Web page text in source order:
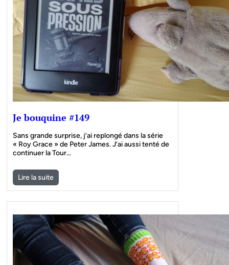
Je bouquine #149
Sans grande surprise, j’ai replongé dans la série
« Roy Grace » de Peter James. J’ai aussi tenté de
continuer la Tour…
Lire la suite